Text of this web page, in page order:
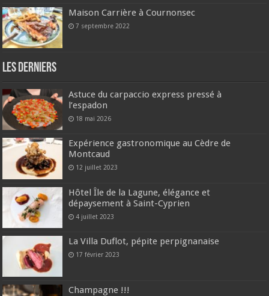
Maison Carrière à Cournonsec
7 septembre 2022
Les derniers
Astuce du carpaccio express pressé à
l’espadon
18 mai 2026
Expérience gastronomique au Cèdre de
Montcaud
12 juillet 2023
Hôtel Île de la Lagune, élégance et
dépaysement à Saint-Cyprien
4 juillet 2023
La Villa Duflot, pépite perpignanaise
17 février 2023
Champagne !!!